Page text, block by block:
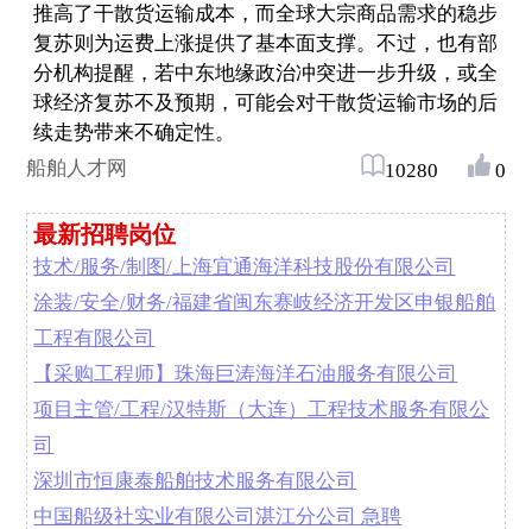
推高了干散货运输成本，而全球大宗商品需求的稳步
复苏则为运费上涨提供了基本面支撑。不过，也有部
分机构提醒，若中东地缘政治冲突进一步升级，或全
球经济复苏不及预期，可能会对干散货运输市场的后
续走势带来不确定性。
船舶人才网
10280 0
最新招聘岗位
技术/服务/制图/上海宜通海洋科技股份有限公司
涂装/安全/财务/福建省闽东赛岐经济开发区申银船舶
工程有限公司
【采购工程师】珠海巨涛海洋石油服务有限公司
项目主管/工程/汉特斯（大连）工程技术服务有限公
司
深圳市恒康泰船舶技术服务有限公司
中国船级社实业有限公司湛江分公司 急聘